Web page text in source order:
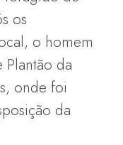
os
o homem
da
onde foi
da